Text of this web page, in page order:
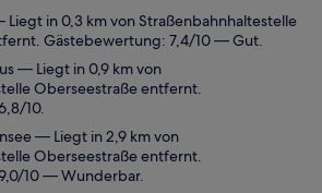
in 0,3 km von Straßenbahnhaltestelle
Gästebewertung: 7,4/10 — Gut.
— Liegt in 0,9 km von
Oberseestraße entfernt.
10.
— Liegt in 2,9 km von
Oberseestraße entfernt.
10 — Wunderbar.